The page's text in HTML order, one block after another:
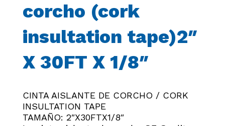
corcho (cork
insultation tape)2″
X 30FT X 1/8″
CINTA AISLANTE DE CORCHO / CORK
INSULTATION TAPE
TAMAÑO: 2″X30FTX1/8″